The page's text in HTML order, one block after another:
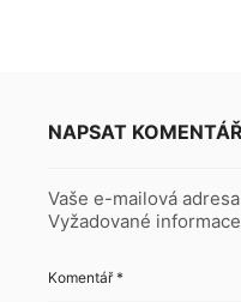
NAPSAT KOMENTÁŘ
Vaše e-mailová
Vyžadované
Komentář*